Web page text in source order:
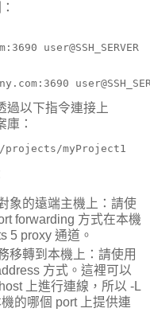
user@SSH_SERVER
過以下指令連接上
：
myProject1
象的遠端主機上：請使
forwarding 方式在本機
5 proxy 通道。
移轉到本機上：請使用
方式。這裡可以
上進行連線，所以 -L
的哪個 port 上提供連